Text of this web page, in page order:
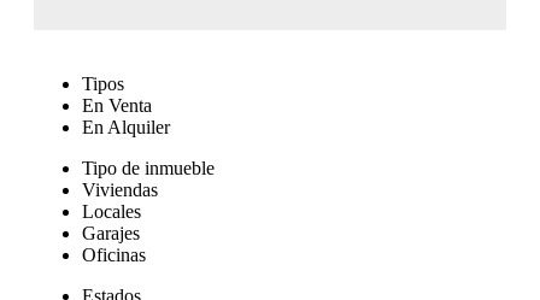
Tipos
En Venta
En Alquiler
Tipo de inmueble
Viviendas
Locales
Garajes
Oficinas
Estados